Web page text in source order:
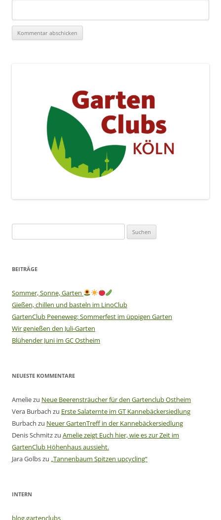
nach:
BEITRÄGE
Sommer, Sonne, Garten
Gießen, chillen und basteln im LinoClub
GartenClub Peeneweg: Sommerfest im üppigen Garten
Wir genießen den Juli-Garten
Blühender Juni im GC Ostheim
NEUESTE KOMMENTARE
Ameliezu Neue Beerensträucher für den Gartenclub Ostheim
Vera Burbach zu Erste Salaternte im GT Kannebäckersiedlung
Burbach zu Neuer GartenTreff in der Kannebäckersiedlung
Denis Schmitzzu Amelie zeigt Euch hier, wie es zur Zeit im
GartenClub Höhenhaus aussieht.
Jara Golbszu „Tannenbaum Spitzen upcycling“
INTERN
blog.gartenclubs